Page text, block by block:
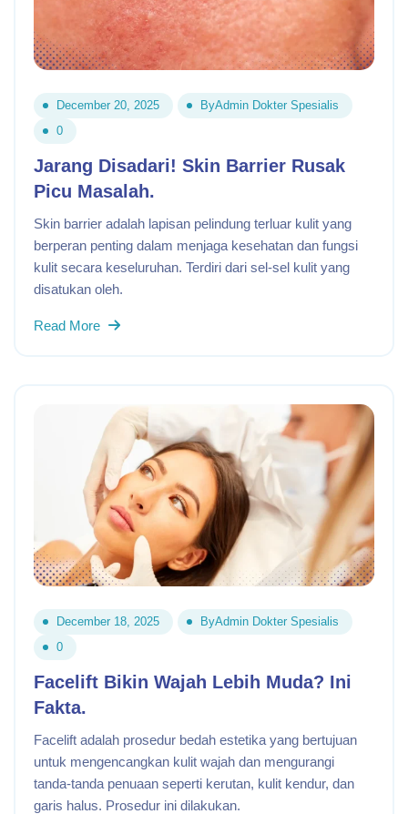
December 20, 2025 ByAdmin Dokter Spesialis
0
Jarang Disadari! Skin Barrier Rusak
Picu Masalah.
Skin barrier adalah lapisan pelindung terluar kulit yang
berperan penting dalam menjaga kesehatan dan fungsi
kulit secara keseluruhan. Terdiri dari sel-sel kulit yang
disatukan oleh.
Read More
December 18, 2025 ByAdmin Dokter Spesialis
0
Facelift Bikin Wajah Lebih Muda? Ini
Fakta.
Facelift adalah prosedur bedah estetika yang bertujuan
untuk mengencangkan kulit wajah dan mengurangi
tanda-tanda penuaan seperti kerutan, kulit kendur, dan
garis halus. Prosedur ini dilakukan.